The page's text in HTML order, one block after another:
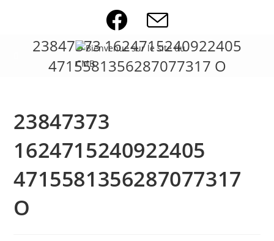
23847373 1624715240922405
4715581356287077317 O
23847373
1624715240922405
4715581356287077317
O